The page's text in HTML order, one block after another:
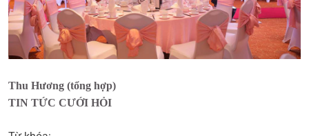
Thu Hương (tổng hợp)
TIN TỨC CƯỚI HỎI